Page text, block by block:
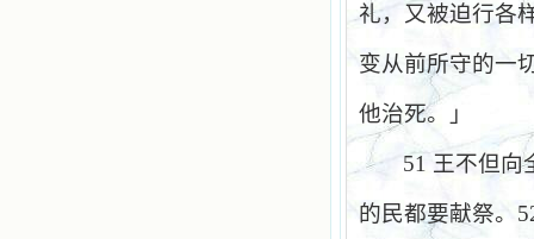
礼，又被迫行各
变从前所守的一
他治死。」
51 王不但向
的民都要献祭。